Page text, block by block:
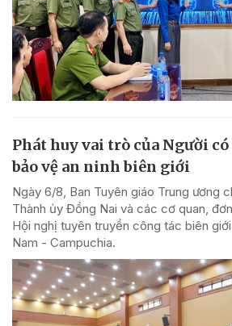
Phát huy vai trò của Người
bảo vệ an ninh biên giới
Ngày 6/8, Ban Tuyên giáo Trung ương
Thành ủy Đồng Nai và các cơ quan,
Hội nghị tuyên truyền công tác biên
Nam - Campuchia.